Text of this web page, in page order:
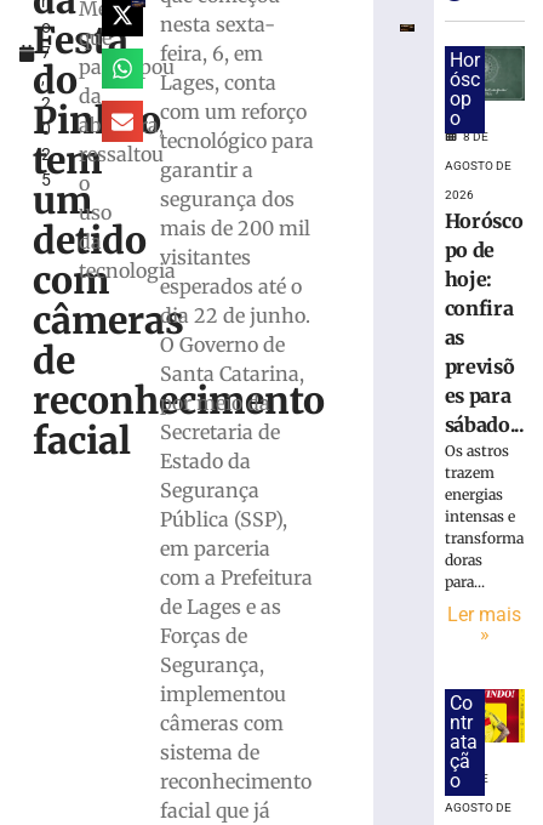
o
7
,
2
0
2
5
Festa
do
Pinhão
tem
um
detido
com
câmeras
de
reconhecimento
facial
Mello,
que
participou
da
abertura,
ressaltou
o
uso
da
tecnologia
nesta sexta-
feira, 6, em
Lages, conta
com um reforço
tecnológico para
garantir a
segurança dos
mais de 200 mil
visitantes
esperados até o
dia 22 de junho.
O Governo de
Santa Catarina,
por meio da
Secretaria de
Estado da
Segurança
Pública (SSP),
em parceria
com a Prefeitura
de Lages e as
Forças de
Segurança,
implementou
câmeras com
sistema de
reconhecimento
facial que já
com
quase
maconha
Blumenau
(SC)
agosto
mais
Presa
tráfico
pouco
mais
jovem
volta
detida
Hor
ósc
op
o
8 DE
AGOSTO DE
2026
Horósco
po de
hoje:
confira
as
previsõ
es para
sábado...
Os astros
trazem
energias
intensas e
transforma
doras
para...
Ler mais
»
Co
ntr
ata
çã
o
7 DE
AGOSTO DE